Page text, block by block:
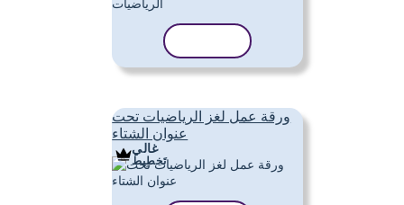
ورقة عمل لغز الرياضيات تحت
عنوان الشتاء
غالي
تَخطِيط